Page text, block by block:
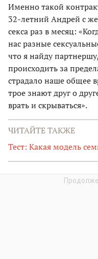
Именно такой
32-летний Андрей с
секса раз в месяц:
нас разные
что я найду
происходить за
страдало наше общее
трое знают друг о
врать и скрываться».
ЧИТАЙТЕ ТАКЖЕ
Тест: Какая модель